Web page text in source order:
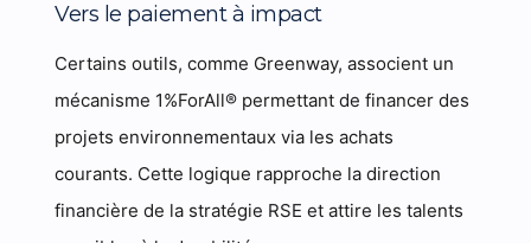
Vers le paiement à impact
Certains outils, comme Greenway, associent un
mécanisme 1%ForAll® permettant de financer des
projets environnementaux via les achats
courants. Cette logique rapproche la direction
financière de la stratégie RSE et attire les talents